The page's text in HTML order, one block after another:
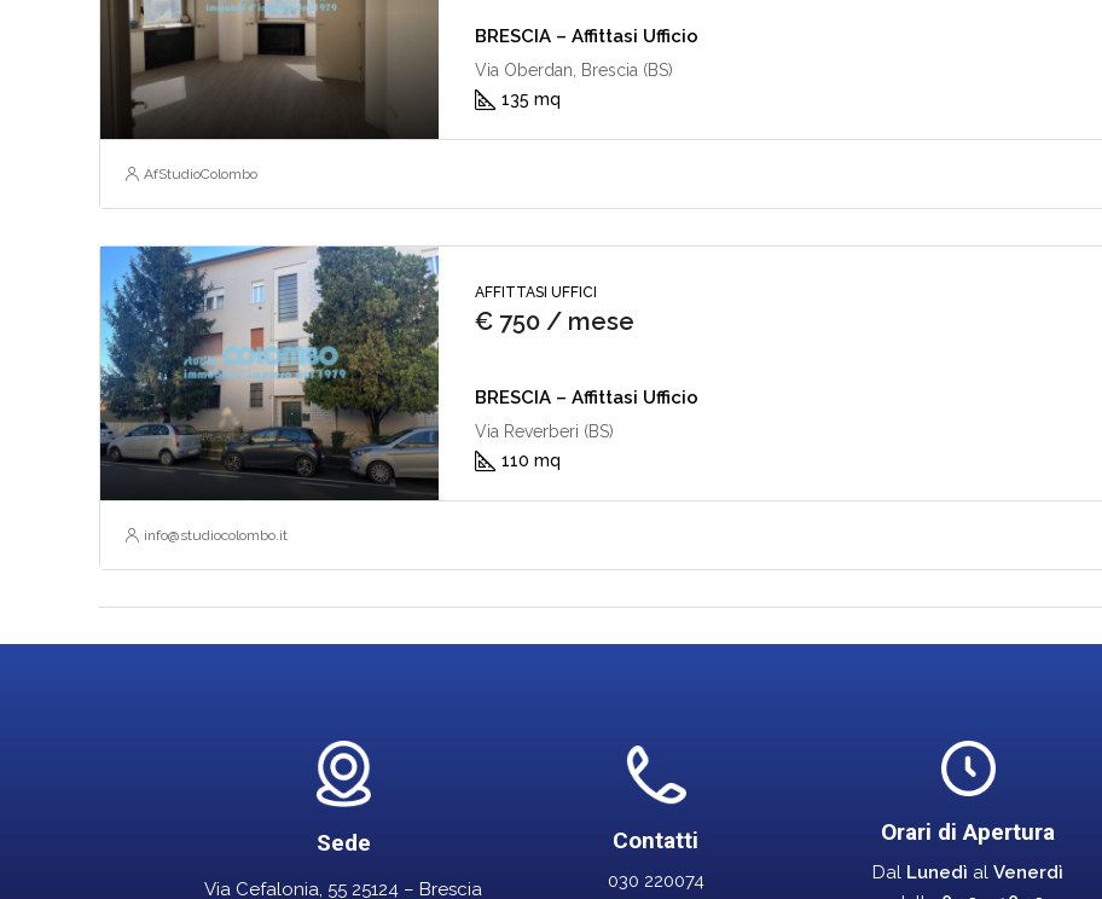
BRESCIA – Affittasi Ufficio
Via Oberdan, Brescia (BS)
135 mq
AfStudioColombo
AFFITTASI UFFICI
€ 750 / mese
BRESCIA – Affittasi Ufficio
Via Reverberi (BS)
110 mq
info@studiocolombo.it
Sede
Via Cefalonia, 55 25124 – Brescia
Contatti
030 220074
Orari di Apertura
Dal Lunedì alVenerdì